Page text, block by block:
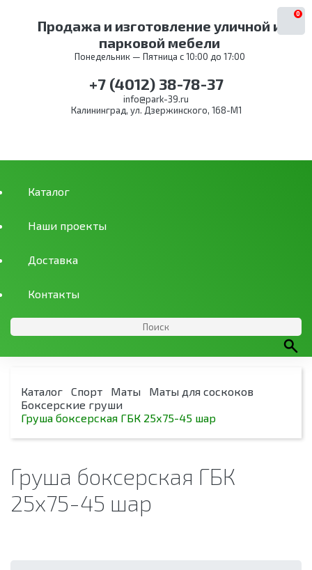
Продажа и изготовление уличной и
парковой мебели
Понедельник — Пятница с 10:00 до 17:00
0
+7 (4012) 38-78-37
info@park-39.ru
Калининград, ул. Дзержинского, 168-М1
Каталог
Наши проекты
Доставка
Контакты
Каталог Спорт Маты
Маты для соскоков
Боксерские груши
Груша боксерская ГБК 25х75-45 шар
Груша боксерская ГБК
25х75-45 шар